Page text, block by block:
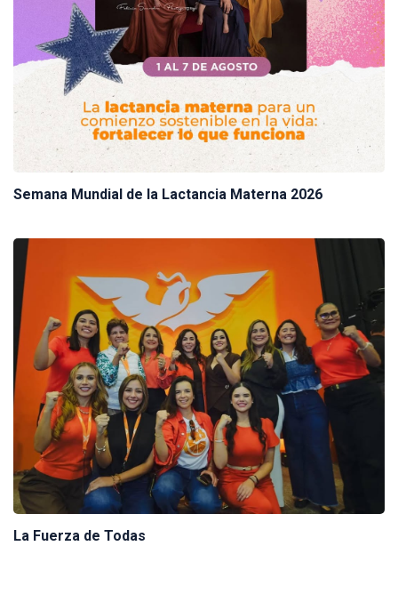
Semana Mundial de la Lactancia Materna 2026
La Fuerza de Todas